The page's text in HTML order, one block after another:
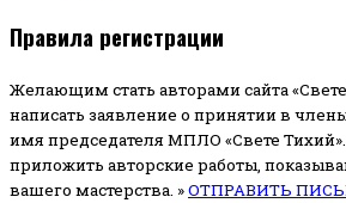
Правила регистрации
Желающим стать авторами сайта
написать заявление о принятии в
имя председателя МПЛО «Свете Тихий».
приложить авторские работы,
вашего мастерства. »ОТПРАВИТЬ